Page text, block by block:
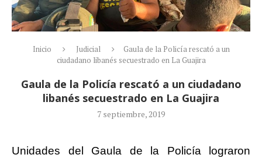
Inicio Judicial
Gaula de la Policía rescató a un
ciudadano libanés secuestrado en La Guajira
Gaula de la Policía rescató a un ciudadano
libanés secuestrado en La Guajira
7 septiembre, 2019
Unidades del Gaula de la Policía lograron